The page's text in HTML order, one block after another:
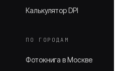
Калькулятор DPI
ПО ГОРОДАМ
Фотокнига в Москве